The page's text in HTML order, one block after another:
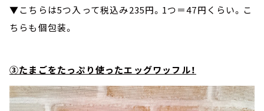
▼こちらは5つ入って税込み235円。1つ＝47円くらい。こ
ちらも個包装。
③たまごをたっぷり使ったエッグワッフル！